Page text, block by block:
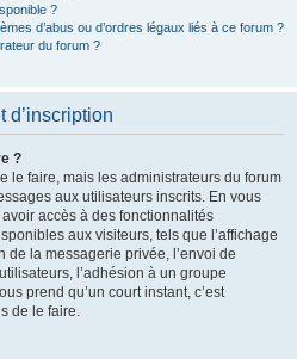
?
d’abus ou d’ordres légaux liés à ce forum ?
du forum ?
d’inscription
?
le faire, mais les administrateurs du forum
aux utilisateurs inscrits. En vous
accès à des fonctionnalités
aux visiteurs, tels que l’affichage
de la messagerie privée, l’envoi de
l’adhésion à un groupe
prend qu’un court instant, c’est
de le faire.